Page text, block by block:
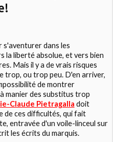
s'aventurer dans les
la liberté absolue, et vers bien
Mais il y a de vrais risques
trop, ou trop peu. D'en arriver,
de montrer
manier des substitus trop
Claude Pietragalla doit
de ces difficultés, qui fait
entravée d'un voile-linceul sur
les écrits du marquis.